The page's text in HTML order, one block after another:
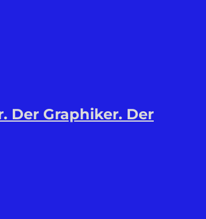
Der Graphiker. Der